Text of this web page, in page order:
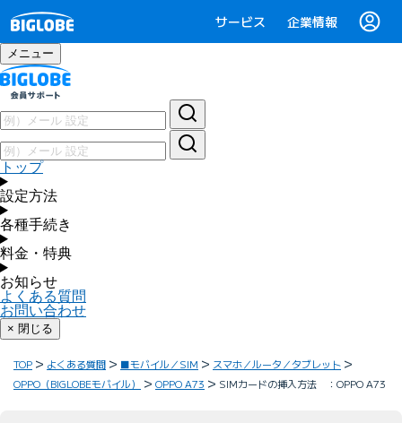
サービス 企業情報
メニュー
トップ
設定方法
各種手続き
料金・特典
お知らせ
よくある質問
お問い合わせ
× 閉じる
TOP よくある質問 ■モバイル／SIM
スマホ／ルータ／タブレット
OPPO（BIGLOBEモバイル）
OPPO A73 SIMカードの挿入方法 ：OPPO A73